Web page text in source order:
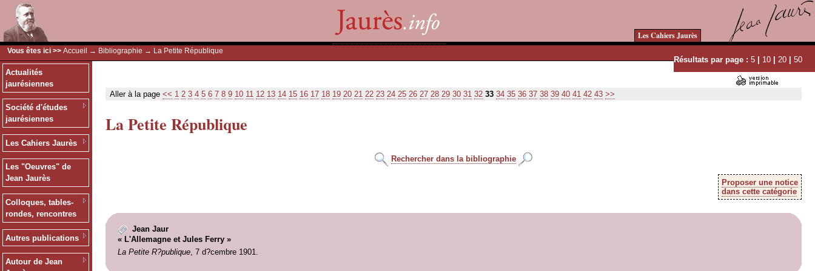
Les Cahiers Jaurès
Vous êtes ici >> Accueil → Bibliographie → La Petite République
Résultats par page : 5 | 10 | 20 | 50
Actualités
jaurésiennes
Société d'études
jaurésiennes
Les Cahiers Jaurès
Les "Oeuvres" de
Jean Jaurès
Colloques, tables-
rondes, rencontres
Autres publications
Autour de Jean
Aller à la page << 1 2 3 4 5 6 7 8 9 10 11 12 13 14 15 16 17 18 19 20 21 22 23 24 25 26 27 28 29 30 31 32 33 34 35 36 37 38 39 40 41 42 43 >>
La Petite République
Rechercher dans la bibliographie
Proposer une notice
dans cette catégorie
Jean Jaur
« L'Allemagne et Jules Ferry »
La Petite R?publique, 7 d?cembre 1901.